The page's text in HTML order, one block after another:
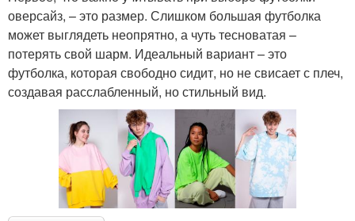
оверсайз, – это размер. Слишком большая футболка
может выглядеть неопрятно, а чуть тесноватая –
потерять свой шарм. Идеальный вариант – это
футболка, которая свободно сидит, но не свисает с плеч,
создавая расслабленный, но стильный вид.